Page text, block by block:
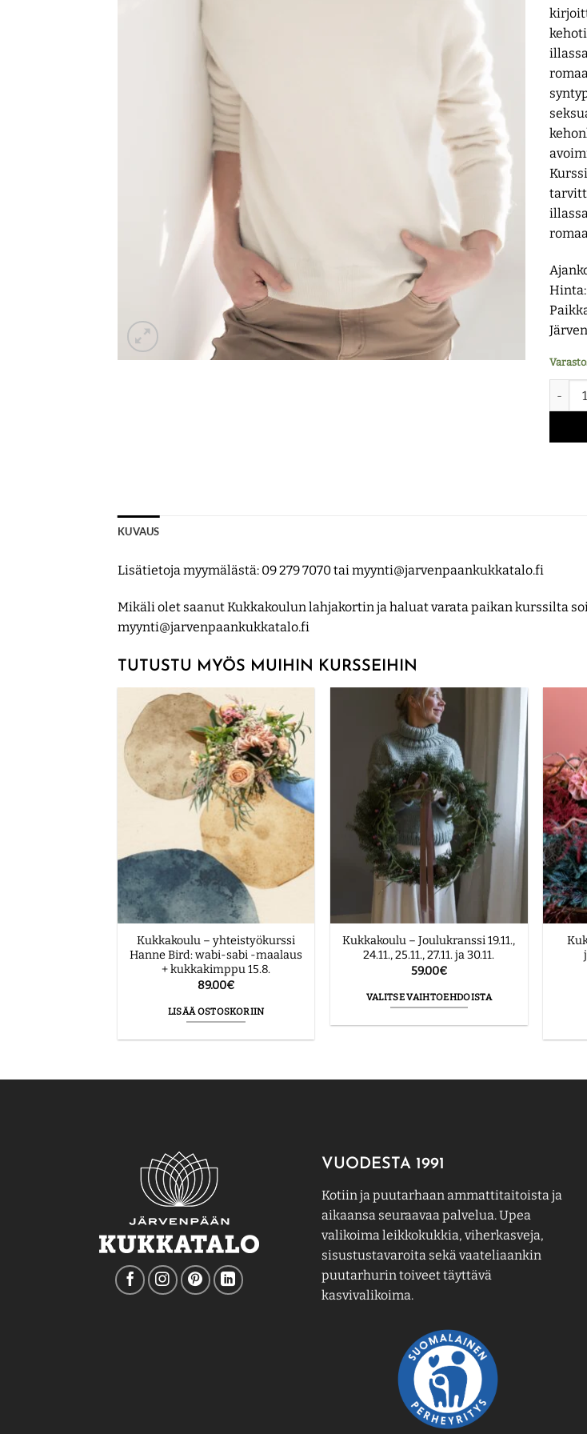
KUVAUS
Lisätietoja myymälästä: 09 279 7070 tai myynti@jarvenpaankukkatalo.fi
Mikäli olet saanut Kukkakoulun lahjakortin ja haluat varata paikan kurssilta
myynti@jarvenpaankukkatalo.fi
TUTUSTU MYÖS MUIHIN KURSSEIHIN
Kukkakoulu – yhteistyökurssi
Hanne Bird: wabi-sabi -maalaus
+ kukkakimppu 15.8.
89.00€
LISÄÄ OSTOSKORIIN
Kukkakoulu – Joulukranssi 19.11.,
24.11., 25.11., 27.11. ja 30.11.
59.00€
VALITSE VAIHTOEHDOISTA
tuotteen
VUODESTA 1991
Kotiin ja puutarhaan ammattitaitoista ja
aikaansa seuraavaa palvelua. Upea
valikoima leikkokukkia, viherkasveja,
sisustustavaroita sekä vaateliaankin
puutarhurin toiveet täyttävä
kasvivalikoima.